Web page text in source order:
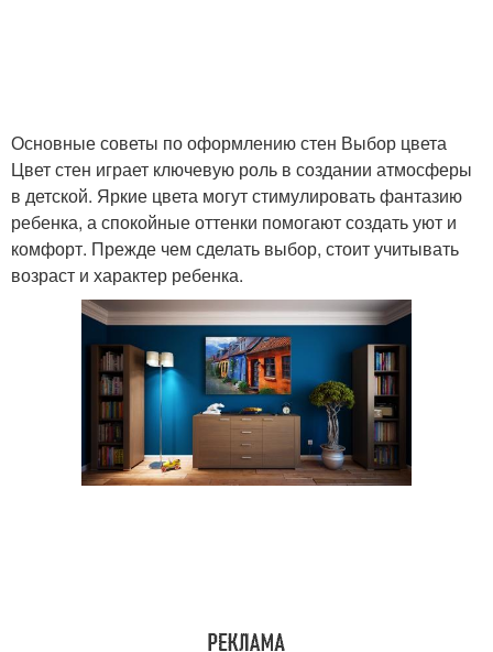
Основные советы по оформлению стен Выбор цвета
Цвет стен играет ключевую роль в создании атмосферы
в детской. Яркие цвета могут стимулировать фантазию
ребенка, а спокойные оттенки помогают создать уют и
комфорт. Прежде чем сделать выбор, стоит учитывать
возраст и характер ребенка.